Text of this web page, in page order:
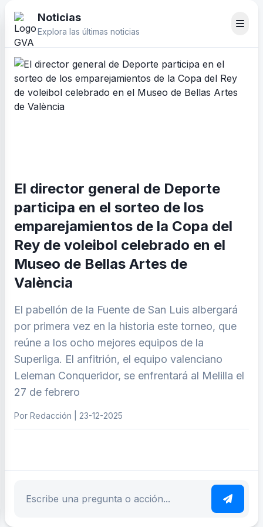
Noticias
Explora las últimas noticias
El director general de Deporte
participa en el sorteo de los
emparejamientos de la Copa del
Rey de voleibol celebrado en el
Museo de Bellas Artes de
València
El pabellón de la Fuente de San Luis albergará
por primera vez en la historia este torneo, que
reúne a los ocho mejores equipos de la
Superliga. El anfitrión, el equipo valenciano
Leleman Conqueridor, se enfrentará al Melilla el
27 de febrero
Por Redacción | 23-12-2025
Escribe tu pregunta